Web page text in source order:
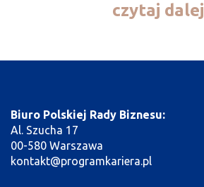
czytaj dalej
Biuro Polskiej Rady Biznesu:
Al. Szucha 17
00-580 Warszawa
kontakt@programkariera.pl